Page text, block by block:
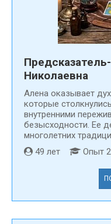
Николаевна
Алена оказывает
которые
внутренними
безысходности. Ее
многолетних
49 лет
Опыт